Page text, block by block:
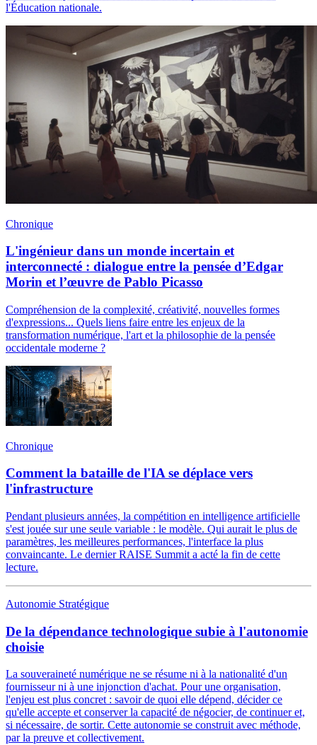
l'Éducation nationale.
Chronique
L'ingénieur dans un monde incertain et
interconnecté : dialogue entre la pensée d’Edgar
Morin et l’œuvre de Pablo Picasso
Compréhension de la complexité, créativité, nouvelles formes
d'expressions... Quels liens faire entre les enjeux de la
transformation numérique, l'art et la philosophie de la pensée
occidentale moderne ?
Chronique
Comment la bataille de l'IA se déplace vers
l'infrastructure
Pendant plusieurs années, la compétition en intelligence artificielle
s'est jouée sur une seule variable : le modèle. Qui aurait le plus de
paramètres, les meilleures performances, l'interface la plus
convaincante. Le dernier RAISE Summit a acté la fin de cette
lecture.
Autonomie Stratégique
De la dépendance technologique subie à l'autonomie
choisie
La souveraineté numérique ne se résume ni à la nationalité d'un
fournisseur ni à une injonction d'achat. Pour une organisation,
l'enjeu est plus concret : savoir de quoi elle dépend, décider ce
qu'elle accepte et conserver la capacité de négocier, de continuer et,
si nécessaire, de sortir. Cette autonomie se construit avec méthode,
par la preuve et collectivement.